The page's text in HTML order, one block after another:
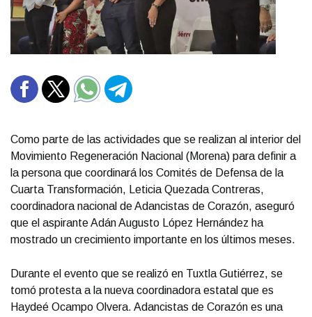
Como parte de las actividades que se realizan al interior del
Movimiento Regeneración Nacional (Morena) para definir a
la persona que coordinará los Comités de Defensa de la
Cuarta Transformación, Leticia Quezada Contreras,
coordinadora nacional de Adancistas de Corazón, aseguró
que el aspirante Adán Augusto López Hernández ha
mostrado un crecimiento importante en los últimos meses.
Durante el evento que se realizó en Tuxtla Gutiérrez, se
tomó protesta a la nueva coordinadora estatal que es
Haydeé Ocampo Olvera. Adancistas de Corazón es una